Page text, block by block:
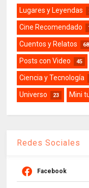
Lugares y Leyendas
Cine Recomendado
Cuentos y Relatos 68
Posts con Video 45
Ciencia y Tecnología
Universo 23 Mini
Redes Sociales
Facebook